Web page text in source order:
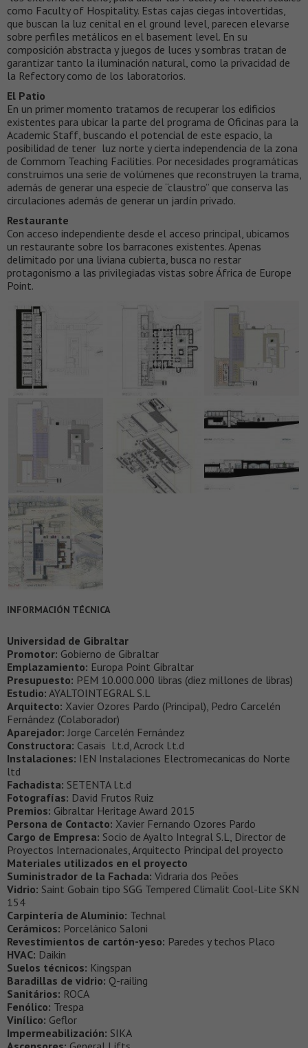
como Faculty of Hospitality. Estas cajas ciegas intovertidas,
que buscan la luz cenital en el ground level, parecen elevarse
sobre perfiles metálicos en el basement level. En su
composición abstracta y juegos de luces y sombras tratan de
garantizar tanto la iluminación natural, como la privacidad de
la Refectory como de los laboratorios.
El Patio
En un primer momento tratamos de recuperar los edificios
existentes para ubicar la parte del programa de Oficinas para la
Academic Staff, buscando el potencial de este espacio, la
posibilidad de tener luz norte y cierta independencia de la zona
de Commom Teaching Facilities. Por necesidades programáticas
construimos una serie de volúmenes que reconstruyen la trama,
además de generar una especie de “claustro” que conserva las
circulaciones además de generar un jardín privado.
Restaurante
Con acceso independiente desde el acceso principal, ubicamos
un restaurante sobre los barracones existentes. Apenas
delimitado por una liviana cubierta, busca no restar
protagonismo a las privilegiadas vistas sobre África de Europe
Point.
INFORMACIÓN TÉCNICA
Universidad de Gibraltar
Promotor: Gobierno de Gibraltar
Emplazamiento: Europa Point Gibraltar
Presupuesto: PEM 10.000.000 libras (diez millones de libras)
Estudio: AYALTOINTEGRAL S.L
Arquitecto: Xavier Ozores Pardo (Principal), Pedro Carcelén
Fernández (Colaborador)
Aparejador: Jorge Carcelén Fernández
Constructora: Casais l.t.d, Acrock l.t.d
Instalaciones: IEN Instalaciones Electromecanicas do Norte
ltd
Fachadista: SETENTA l.t.d
Fotografías: David Frutos Ruiz
Premios: Gibraltar Heritage Award 2015
Persona de Contacto: Xavier Fernando Ozores Pardo
Cargo de Empresa: Socio de Ayalto Integral S.L, Director de
Proyectos Internacionales, Arquitecto Principal del proyecto
Materiales utilizados en el proyecto
Suministrador de la Fachada: Vidraria dos Peões
Vidrio: Saint Gobain tipo SGG Tempered Climalit Cool-Lite SKN
154
Carpintería de Aluminio: Technal
Cerámicos: Porcelánico Saloni
Revestimientos de cartón-yeso: Paredes y techos Placo
HVAC: Daikin
Suelos técnicos: Kingspan
Baradillas de vidrio: Q-railing
Sanitários: ROCA
Fenólico: Trespa
Vinílico: Geflor
Impermeabilización: SIKA